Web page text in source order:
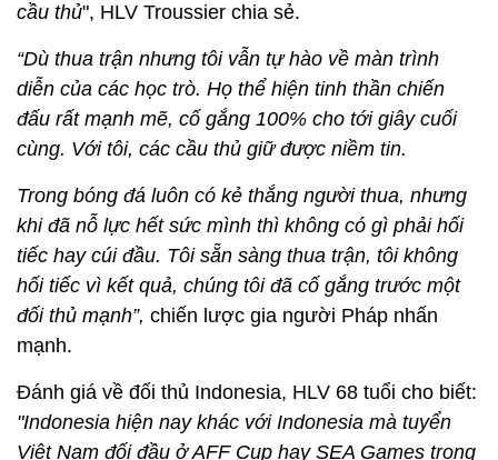
cầu thủ", HLV Troussier chia sẻ.
“Dù thua trận nhưng tôi vẫn tự hào về màn trình
diễn của các học trò. Họ thể hiện tinh thần chiến
đấu rất mạnh mẽ, cố gắng 100% cho tới giây cuối
cùng. Với tôi, các cầu thủ giữ được niềm tin.
Trong bóng đá luôn có kẻ thắng người thua, nhưng
khi đã nỗ lực hết sức mình thì không có gì phải hối
tiếc hay cúi đầu. Tôi sẵn sàng thua trận, tôi không
hối tiếc vì kết quả, chúng tôi đã cố gắng trước một
đối thủ mạnh”, chiến lược gia người Pháp nhấn
mạnh.
Đánh giá về đối thủ Indonesia, HLV 68 tuổi cho biết:
"Indonesia hiện nay khác với Indonesia mà tuyển
Việt Nam đối đầu ở AFF Cup hay SEA Games trong